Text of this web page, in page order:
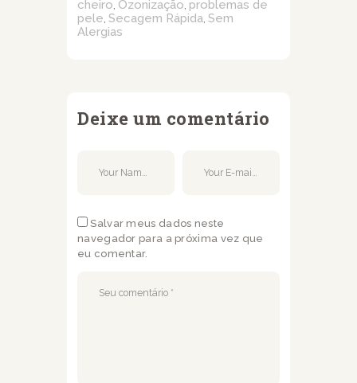
cheiro, Ozonização, problemas de
pele, Secagem Rápida, Sem
Alergias
Deixe um comentário
Salvar meus dados neste
navegador para a próxima vez que
eu comentar.